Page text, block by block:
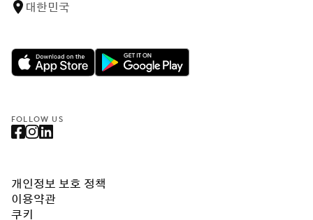
대한민국
FOLLOW US
개인정보 보호 정책
이용약관
쿠키